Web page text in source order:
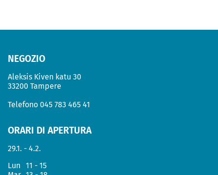
NEGOZIO
Aleksis Kiven katu 30
33200 Tampere
Telefono 045 783 465 41
ORARI DI APERTURA
29.1. - 4.2.
Lun
11 - 15